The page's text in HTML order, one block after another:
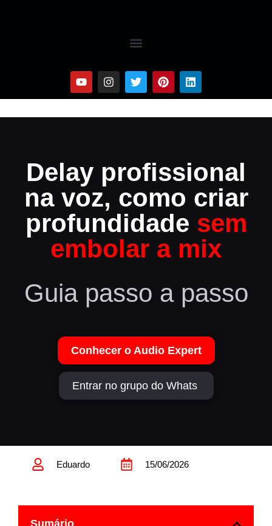
Delay profissional
na voz, como criar
profundidade sem
embolar a mix
Guia passo a passo
Conhecer o Audio Expert
Entrar no grupo do Whats
Eduardo 15/06/2026